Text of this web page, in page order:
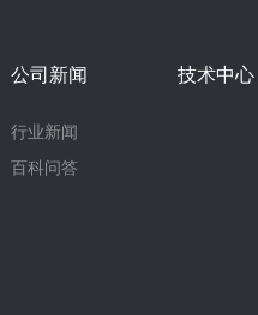
公司新闻
行业新闻
百科问答
技术中心